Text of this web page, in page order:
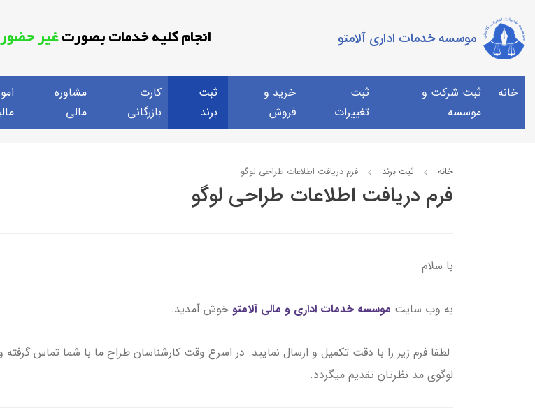
موسسه خدمات اداری آلامتو انجام کلیه خدمات بصورتغیر
خانه
ثبت شرکت و
موسسه
ثبت
تغییرات
خرید و
فروش
ثبت
برند
کارت
بازرگانی
مشاوره
مالی
خانه ثبت برند فرم دریافت اطلاعات طراحی لوگو
فرم دریافت اطلاعات طراحی لوگو
با سلام
به وب سایت موسسه خدمات اداری و مالی آلامتو خوش آمدید.
لطفا فرم زیر را با دقت تکمیل و ارسال نمایید. در اسرع وقت کارشناسان طراح ما با شما تماس
لوگوی مد نظرتان تقدیم میگردد.